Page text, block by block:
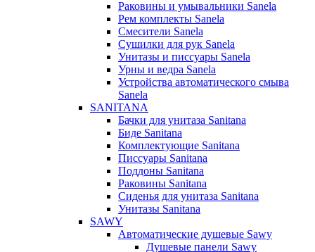
Раковины и умывальники Sanela
Рем комплекты Sanela
Смесители Sanela
Сушилки для рук Sanela
Унитазы и писсуары Sanela
Урны и ведра Sanela
Устройства автоматического смыва
Sanela
SANITANA
Бачки для унитаза Sanitana
Биде Sanitana
Комплектующие Sanitana
Писсуары Sanitana
Поддоны Sanitana
Раковины Sanitana
Сиденья для унитаза Sanitana
Унитазы Sanitana
SAWY
Автоматические душевые Sawy
Душевые панели Sawy